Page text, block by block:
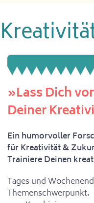
»Lass Dich
Deiner
Ein humorvoller
für Kreativität &
Trainiere Deinen
Tages und
Themenschwerpunkt.